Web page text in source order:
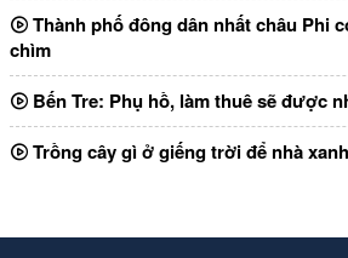
Thành phố đông dân nhất châu Phi
chìm
Bến Tre: Phụ hồ, làm thuê sẽ được
Trồng cây gì ở giếng trời để nhà